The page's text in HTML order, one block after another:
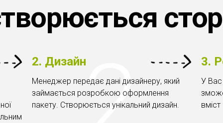
2. Дизайн
Менеджер передає дані дизайнеру, який
займається розробкою оформлення
пакету. Створюється унікальний дизайн.
3.
У Вас
вміст